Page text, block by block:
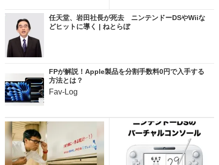
任天堂、岩田社長が死去 ニンテンドーDSやWiiな
どヒットに導く | ねとらぼ
FPが解説！Apple製品を分割手数料0円で入手する
方法とは？
Fav-Log